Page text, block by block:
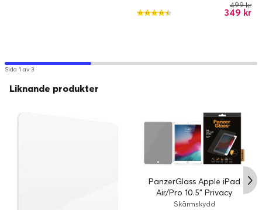
349 kr
499 kr
Sida 1 av 3
Liknande produkter
PanzerGlass Apple iPad
Air/Pro 10.5” Privacy
Skärmskydd
Skärmskydd